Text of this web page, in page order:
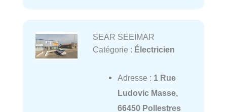
SEAR SEEIMAR
Catégorie : Électricien
Adresse : 1 Rue
Ludovic Masse,
66450 Pollestres